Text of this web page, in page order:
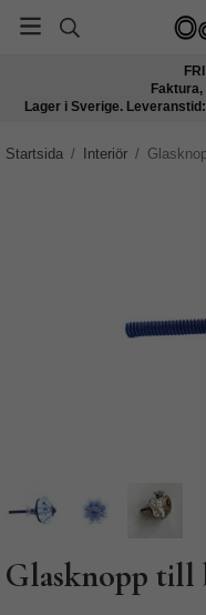
Lager i Sverige.
Startsida / Interiör /
Glasknopp till